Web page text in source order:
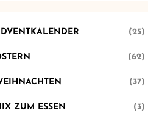
(25)
(62)
(37)
ZUM ESSEN (3)